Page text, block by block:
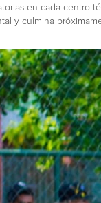
en cada centro
y culmina